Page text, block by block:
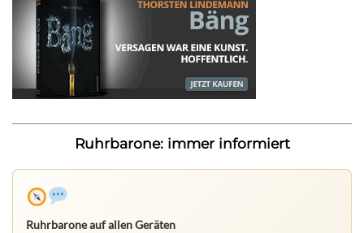
Ruhrbarone: immer informiert
Ruhrbarone auf allen Geräten